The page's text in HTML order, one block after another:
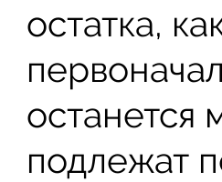
остатка,
останется
подлежат